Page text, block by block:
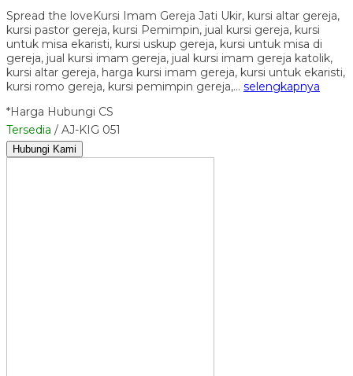
Spread the loveKursi Imam Gereja Jati Ukir, kursi altar gereja,
kursi pastor gereja, kursi Pemimpin, jual kursi gereja, kursi
untuk misa ekaristi, kursi uskup gereja, kursi untuk misa di
gereja, jual kursi imam gereja, jual kursi imam gereja katolik,
kursi altar gereja, harga kursi imam gereja, kursi untuk ekaristi,
kursi romo gereja, kursi pemimpin gereja,… selengkapnya
*Harga Hubungi CS
Tersedia / AJ-KIG 051
Hubungi Kami